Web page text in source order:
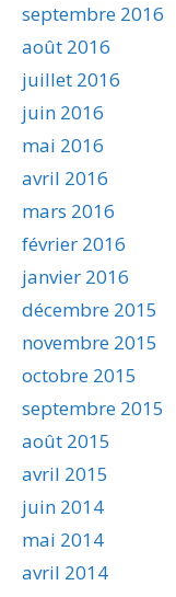
septembre 2016
août 2016
juillet 2016
juin 2016
mai 2016
avril 2016
mars 2016
février 2016
janvier 2016
décembre 2015
novembre 2015
octobre 2015
septembre 2015
août 2015
avril 2015
juin 2014
mai 2014
avril 2014